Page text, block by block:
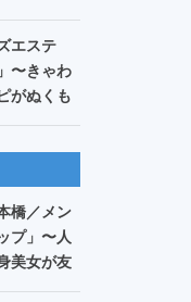
エステ
〜きゃわ
がぬくも
橋／メン
プ」〜人
美女が友